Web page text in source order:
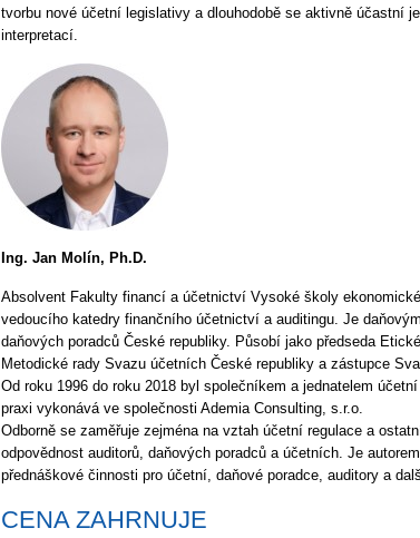
tvorbu nové účetní legislativy a dlouhodobě se aktivně účastní
interpretací.
Ing. Jan Molín, Ph.D.
Absolvent Fakulty financí a účetnictví Vysoké školy
vedoucího katedry finančního účetnictví a auditingu. Je
daňových poradců České republiky. Působí jako předseda
Metodické rady Svazu účetních České republiky a zástupce
Od roku 1996 do roku 2018 byl společníkem a jednatelem
praxi vykonává ve společnosti Ademia Consulting, s.r.o.
Odborně se zaměřuje zejména na vztah účetní regulace a
odpovědnost auditorů, daňových poradců a účetních. Je
přednáškové činnosti pro účetní, daňové poradce, auditory a
CENA ZAHRNUJE